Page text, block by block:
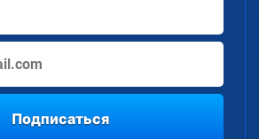
Подписаться